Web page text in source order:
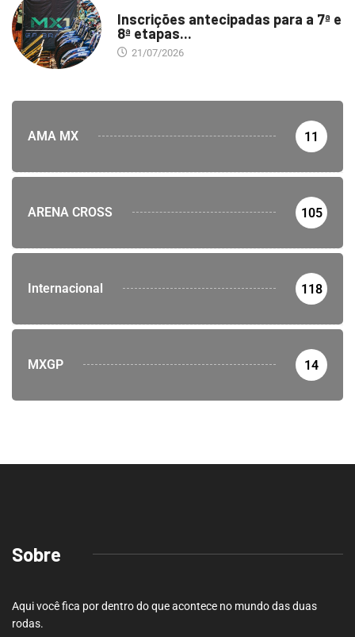
Inscrições antecipadas para a 7ª e
8ª etapas...
21/07/2026
AMA MX 11
ARENA CROSS 105
Internacional 118
MXGP 14
Sobre
Aqui você fica por dentro do que acontece no mundo das duas
rodas.